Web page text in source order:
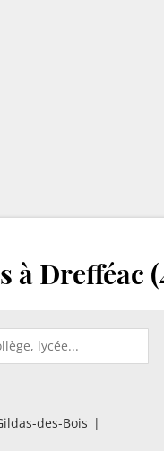
à Drefféac
des-Bois